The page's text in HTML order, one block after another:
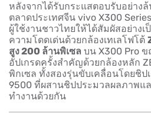
หลังจากได้รับกระแสตอบรับอย่าง
ตลาดประเทศจีน vivo X300
ผู้ใช้งานชาวไทยให้ได้สัมผัสอย่างเ
ความโดดเด่นด้วยกล้องเทเลโฟโต้
สูง 200 ล้านพิเซล บน X300 Pro
อัปเกรดครั้งสำคัญด้วยกล้องหลัก
พิกเซล ทั้งสองรุ่นขับเคลื่อนโดยชิป
9500 ที่ผสานชิปประมวลผลภาพแล
ทำงานด้วยกัน